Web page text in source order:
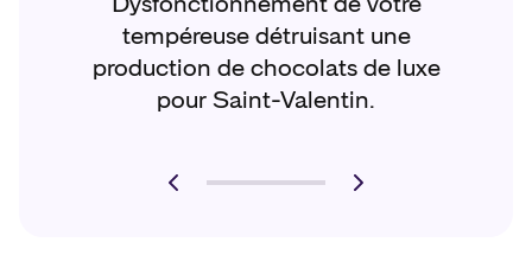
tempéreuse détruisant une
production de chocolats de luxe
pour Saint-Valentin.